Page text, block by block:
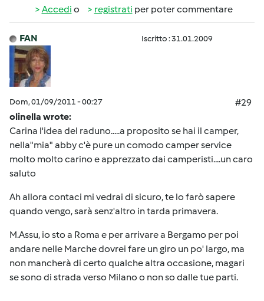
Accedi o registrati per poter commentare
FAN Iscritto : 31.01.2009
Dom, 01/09/2011 - 00:27
#29
olinella wrote:
Carina l'idea del raduno.....a proposito se hai il camper,
nella"mia" abby c'è pure un comodo camper service
molto molto carino e apprezzato dai camperisti....un caro
saluto
Ah allora contaci mi vedrai di sicuro, te lo farò sapere
quando vengo, sarà senz'altro in tarda primavera.
M.Assu, io sto a Roma e per arrivare a Bergamo per poi
andare nelle Marche dovrei fare un giro un po' largo, ma
non mancherà di certo qualche altra occasione, magari
se sono di strada verso Milano o non so dalle tue parti.